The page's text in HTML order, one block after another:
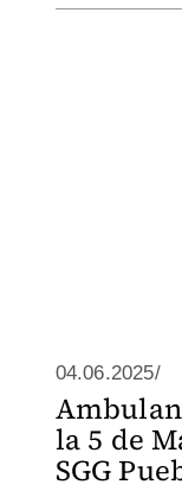
04.06.2025/
la 5 de
SGG